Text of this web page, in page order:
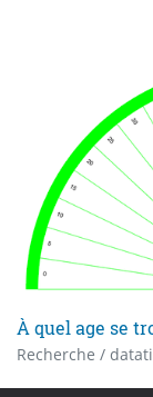
Recherche /